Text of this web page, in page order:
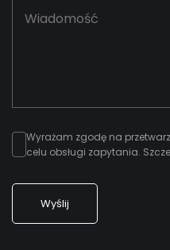
Wyrażam zgodę na
celu obsługi zapytania.
Wyślij